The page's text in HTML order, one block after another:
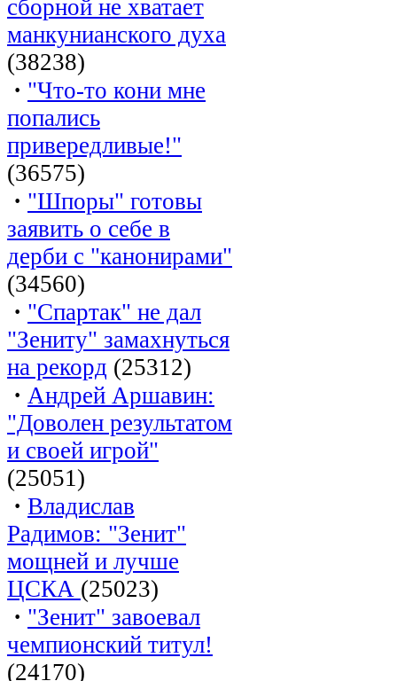
сборной не хватает
манкунианского духа
(38238)
· "Что-то кони мне
попались
привередливые!"
(36575)
· "Шпоры" готовы
заявить о себе в
дерби с "канонирами"
(34560)
· "Спартак" не дал
"Зениту" замахнуться
на рекорд (25312)
· Андрей Аршавин:
"Доволен результатом
и своей игрой"
(25051)
· Владислав
Радимов: "Зенит"
мощней и лучше
ЦСКА (25023)
· "Зенит" завоевал
чемпионский титул!
(24170)